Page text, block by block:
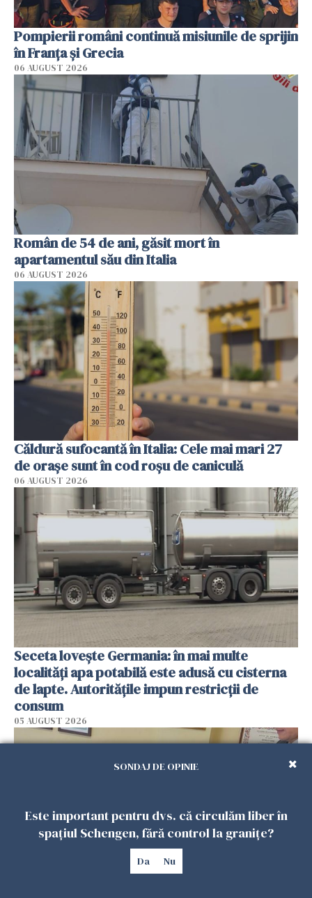
Pompierii români continuă misiunile de sprijin
în Franţa şi Grecia
06 AUGUST 2026
Român de 54 de ani, găsit mort în
apartamentul său din Italia
06 AUGUST 2026
Căldură sufocantă în Italia: Cele mai mari 27
de orașe sunt în cod roșu de caniculă
06 AUGUST 2026
Seceta lovește Germania: în mai multe
localități apa potabilă este adusă cu cisterna
de lapte. Autoritățile impun restricții de
consum
05 AUGUST 2026
SONDAJ DE OPINIE
Este important pentru dvs. că circulăm liber în
spațiul Schengen, fără control la granițe?
Da Nu